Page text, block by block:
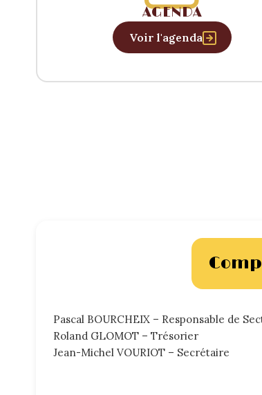
AGENDA
Voir l'agenda
Pascal BOURCHEIX – Responsable de
Roland GLOMOT – Trésorier
Jean-Michel VOURIOT – Secrétaire